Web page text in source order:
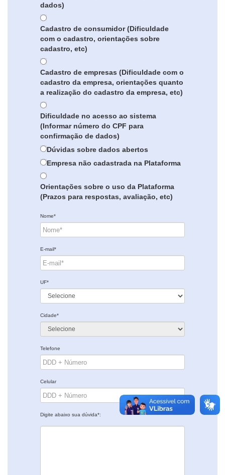
dados)
Cadastro de consumidor (Dificuldade
com o cadastro, orientações sobre
cadastro, etc)
Cadastro de empresas (Dificuldade com o
cadastro da empresa, orientações quanto
a realização do cadastro da empresa, etc)
Dificuldade no acesso ao sistema
(Informar número do CPF para
confirmação de dados)
Dúvidas sobre dados abertos
Empresa não cadastrada na Plataforma
Orientações sobre o uso da Plataforma
(Prazos para respostas, avaliação, etc)
Nome*
E-mail*
UF*
Cidade*
Telefone
Celular
Digite abaixo sua dúvida*: